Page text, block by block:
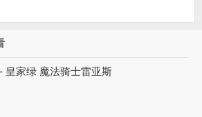
皇家绿 魔法骑士雷亚斯